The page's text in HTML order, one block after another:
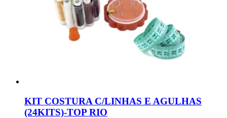
KIT COSTURA C/LINHAS E AGULHAS
(24KITS)-TOP RIO